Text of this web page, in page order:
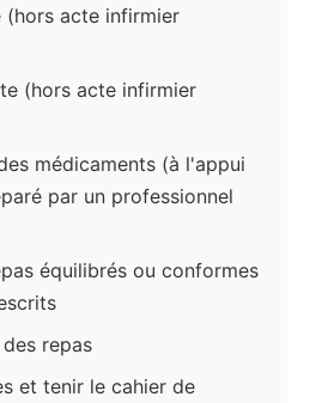
(hors acte infirmier
(hors acte infirmier
médicaments (à l'appui
par un professionnel
équilibrés ou conformes
repas
et tenir le cahier de